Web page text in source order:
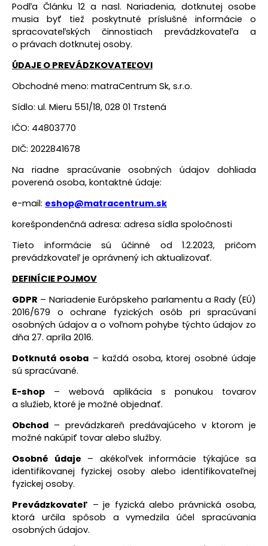
Podľa Článku 12 a nasl. Nariadenia, dotknutej osobe
musia byť tiež poskytnuté príslušné informácie o
spracovateľských činnostiach prevádzkovateľa a
o právach dotknutej osoby.
ÚDAJE O PREVÁDZKOVATEĽOVI
Obchodné meno: matraCentrum Sk, s.r.o.
Sídlo: ul. Mieru 551/18, 028 01 Trstená
IČO: 44803770
DIČ: 2022841678
Na riadne spracúvanie osobných údajov dohliada
poverená osoba, kontaktné údaje:
e-mail: eshop@matracentrum.sk
korešpondenčná adresa: adresa sídla spoločnosti
Tieto informácie sú účinné od 1.2.2023, pričom
prevádzkovateľ je oprávnený ich aktualizovať.
DEFINÍCIE POJMOV
GDPR – Nariadenie Európskeho parlamentu a Rady (EÚ)
2016/679 o ochrane fyzických osôb pri spracúvaní
osobných údajov a o voľnom pohybe týchto údajov zo
dňa 27. apríla 2016.
Dotknutá osoba – každá osoba, ktorej osobné údaje
sú spracúvané.
E-shop – webová aplikácia s ponukou tovarov
a služieb, ktoré je možné objednať.
Obchod – prevádzkareň predávajúceho v ktorom je
možné nakúpiť tovar alebo služby.
Osobné údaje – akékoľvek informácie týkajúce sa
identifikovanej fyzickej osoby alebo identifikovateľnej
fyzickej osoby.
Prevádzkovateľ – je fyzická alebo právnická osoba,
ktorá určila spôsob a vymedzila účel spracúvania
osobných údajov.